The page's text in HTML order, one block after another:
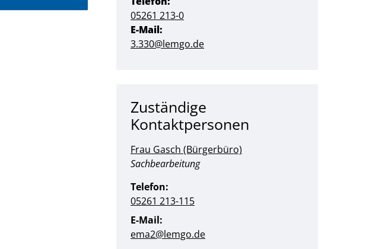
05261 213-0
E-Mail:
3.330@lemgo.de
Zuständige
Kontaktpersonen
Frau Gasch (Bürgerbüro)
Position:
Sachbearbeitung
Telefon:
05261 213-115
E-Mail:
ema2@lemgo.de